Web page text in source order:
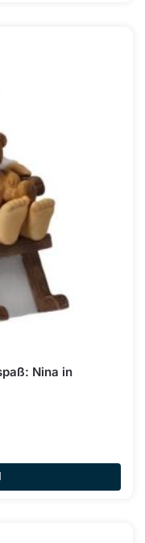
Nina in